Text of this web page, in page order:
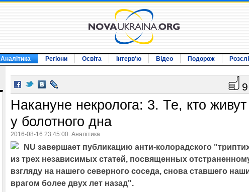
Аналітика Регіони Освіта Інтерв‘ю Відео Подорож
9
Накануне некролога: 3. Те, кто живут
у болотного дна
2016-08-16 23:45:00. Аналітика
NU завершает публикацию анти-колорадского
из трех независимых статей, посвященных
взгляду на нашего северного соседа, снова ставшего
врагом более двух лет назад".